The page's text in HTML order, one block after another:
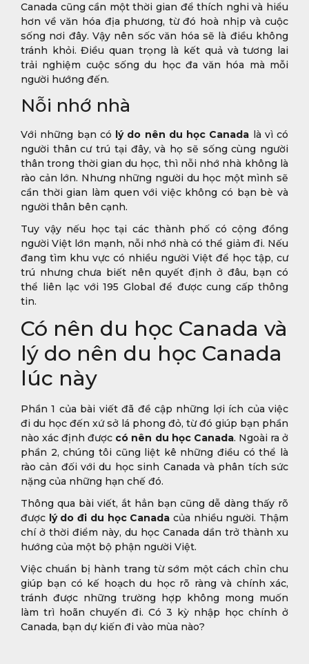
Canada cũng cần một thời gian để thích nghi và hiểu
hơn về văn hóa địa phương, từ đó hoà nhịp và cuộc
sống nơi đây. Vậy nên sốc văn hóa sẽ là điều không
tránh khỏi. Điều quan trọng là kết quả và tương lai
trải nghiệm cuộc sống du học đa văn hóa mà mỗi
người hướng đến.
Nỗi nhớ nhà
Với những bạn có lý do nên du học Canada là vì có
người thân cư trú tại đây, và họ sẽ sống cùng người
thân trong thời gian du học, thì nỗi nhớ nhà không là
rào cản lớn. Nhưng những người du học một mình sẽ
cần thời gian làm quen với việc không có bạn bè và
người thân bên cạnh.
Tuy vậy nếu học tại các thành phố có cộng đồng
người Việt lớn mạnh, nỗi nhớ nhà có thể giảm đi. Nếu
đang tìm khu vực có nhiều người Việt để học tập, cư
trú nhưng chưa biết nên quyết định ở đâu, bạn có
thể liên lạc với 195 Global để được cung cấp thông
tin.
Có nên du học Canada và
lý do nên du học Canada
lúc này
Phần 1 của bài viết đã đề cập những lợi ích của việc
đi du học đến xứ sở lá phong đỏ, từ đó giúp bạn phần
nào xác định được có nên du học Canada. Ngoài ra ở
phần 2, chúng tôi cũng liệt kê những điều có thể là
rào cản đối với du học sinh Canada và phân tích sức
nặng của những hạn chế đó.
Thông qua bài viết, ắt hẳn bạn cũng dễ dàng thấy rõ
được lý do đi du học Canada của nhiều người. Thậm
chí ở thời điểm này, du học Canada dần trở thành xu
hướng của một bộ phận người Việt.
Việc chuẩn bị hành trang từ sớm một cách chỉn chu
giúp bạn có kế hoạch du học rõ ràng và chính xác,
tránh được những trường hợp không mong muốn
làm trì hoãn chuyến đi. Có 3 kỳ nhập học chính ở
Canada, bạn dự kiến đi vào mùa nào?